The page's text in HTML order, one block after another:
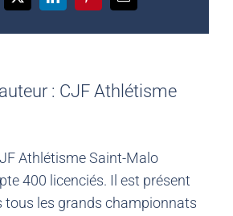
: CJF Athlétisme
Athlétisme Saint-Malo
400 licenciés. Il est présent
tous les grands championnats